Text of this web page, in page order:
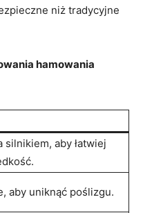
niż tradycyjne
hamowania
silnikiem, aby łatwiej
aby uniknąć poślizgu.